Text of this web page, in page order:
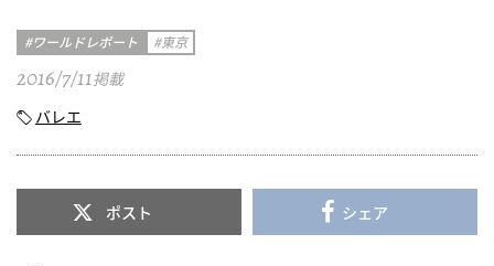
ワールドレポート 東京
2016/7/11掲載
バレエ
ポスト シェア